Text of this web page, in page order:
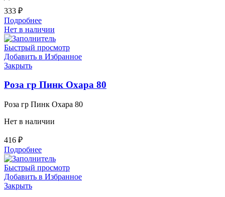
333 ₽
Подробнее
Нет в наличии
Быстрый просмотр
Добавить в Избранное
Закрыть
Роза гр Пинк Охара 80
Роза гр Пинк Охара 80
Нет в наличии
416 ₽
Подробнее
Быстрый просмотр
Добавить в Избранное
Закрыть